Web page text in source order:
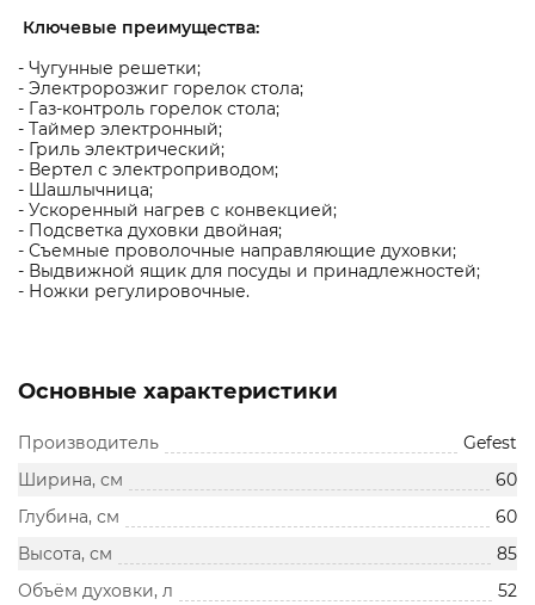
Ключевые преимущества:
- Чугунные решетки;
- Электророзжиг горелок стола;
- Газ-контроль горелок стола;
- Таймер электронный;
- Гриль электрический;
- Вертел с электроприводом;
- Шашлычница;
- Ускоренный нагрев с конвекцией;
- Подсветка духовки двойная;
- Съемные проволочные направляющие духовки;
- Выдвижной ящик для посуды и принадлежностей;
- Ножки регулировочные.
Основные характеристики
Производитель
Gefest
Ширина, см
60
Глубина, см
60
Высота, см
85
Объём духовки, л
52